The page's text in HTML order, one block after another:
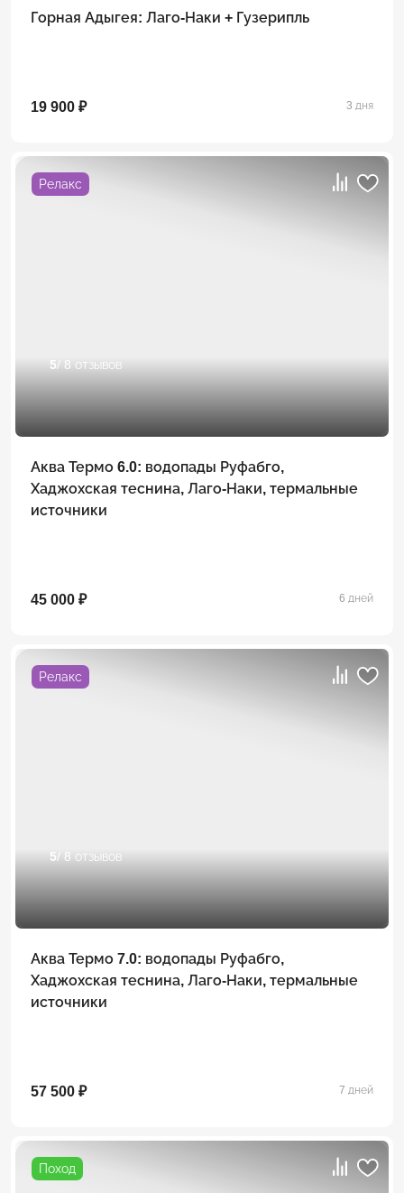
Горная Адыгея: Лаго-Наки + Гузерипль
19 900 ₽ 3 дня
Релакс
5/ 8 отзывов
Аква Термо 6.0: водопады Руфабго,
Хаджохская теснина, Лаго-Наки, термальные
источники
45 000 ₽ 6 дней
Релакс
5/ 8 отзывов
Аква Термо 7.0: водопады Руфабго,
Хаджохская теснина, Лаго-Наки, термальные
источники
57 500 ₽ 7 дней
Поход